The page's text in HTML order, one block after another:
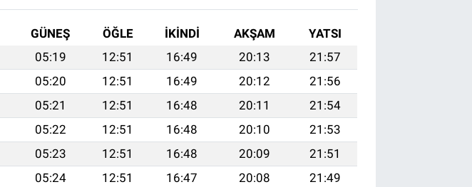
GÜNEŞ ÖĞLE İKINDI AKŞAM
YATSI
05:19 12:51 16:49 20:13
21:57
05:20 12:51 16:49 20:12
21:56
05:21 12:51 16:48 20:11
21:54
05:22 12:51 16:48 20:10
21:53
05:23 12:51 16:48 20:09
21:51
05:24 12:51 16:47 20:08
21:49